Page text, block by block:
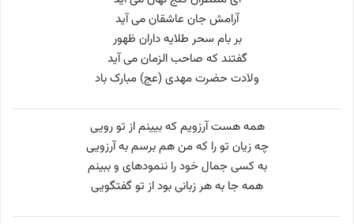
آرامش جان عاشقان می آید
بر بام سحر طلایه داران ظهور
گفتند که صاحب الزمان می آید
ولادت حضرت مهدی (عج) مبارک باد
همه هست آرزویم که بیینم از تو رویی
چه زیان تو را که من هم برسم به آرزویی
به کسی جمال خود را ننموده‏ای و ببینم
همه جا به هر زبانی بود از تو گفتگویی